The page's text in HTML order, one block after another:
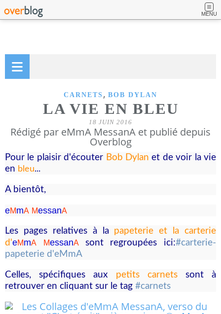
MENU
CARNETS , BOB DYLAN
LA VIE EN BLEU
18 JUIN 2016
Rédigé par eMmA MessanA et publié depuis
Overblog
Pour le plaisir d'écouter Bob Dylan et de voir la vie
en bleu...
A bientôt,
eMmA MessanA
Les pages relatives à la papeterie et la carterie
d'eMmA MessanA sont regroupées ici:#carterie-
papeterie d'eMmA
Celles, spécifiques aux petits carnetssont à
retrouver en cliquant sur le tag #carnets